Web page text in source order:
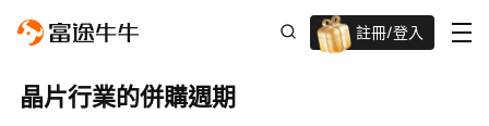
註冊/登入
迎新驚喜賞 股票/BTC等任你揀!
晶片行業的併購週期